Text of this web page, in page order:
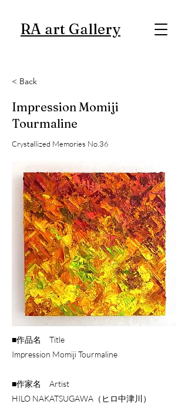
RA art Gallery
< Back
Impression Momiji
Tourmaline
Crystallized Memories No.36
■作品名 Title
Impression Momiji Tourmaline
■作家名 Artist
HILO NAKATSUGAWA（ヒロ中津川）